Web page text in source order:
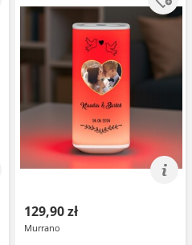
129,90 zł
Murrano